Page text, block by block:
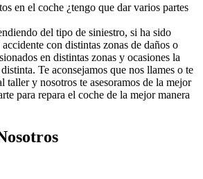
en el coche ¿tengo que dar varios partes
del tipo de siniestro, si ha sido
con distintas zonas de daños o
en distintas zonas y ocasiones la
Te aconsejamos que nos llames o te
taller y nosotros te asesoramos de la mejor
para repara el coche de la mejor manera